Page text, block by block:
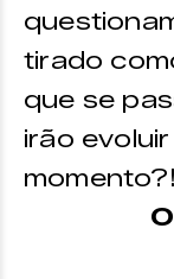
tirado
que se
irão